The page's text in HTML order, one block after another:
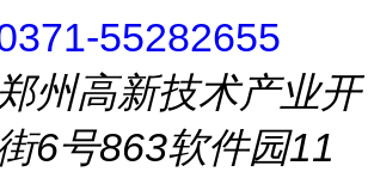
55282655
州高新技术产业开
6号863软件园11